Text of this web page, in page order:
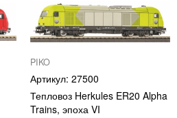
PIKO
27500
Тепловоз Herkules ER20 Alpha
Trains, эпоха VI